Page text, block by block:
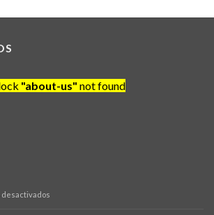
"about-us" not found